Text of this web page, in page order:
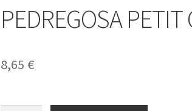
PEDREGOSA
8,65 €